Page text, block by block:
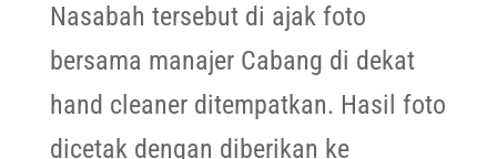
Nasabah tersebut di ajak foto
bersama manajer Cabang di dekat
hand cleaner ditempatkan. Hasil foto
dicetak dengan diberikan ke